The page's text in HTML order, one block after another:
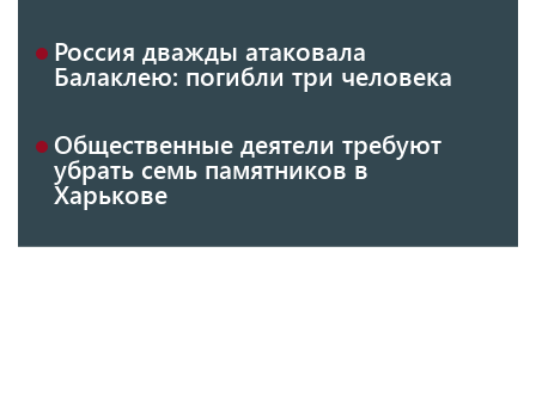
Россия дважды атаковала
Балаклею: погибли три человека
Общественные деятели требуют
убрать семь памятников в
Харькове